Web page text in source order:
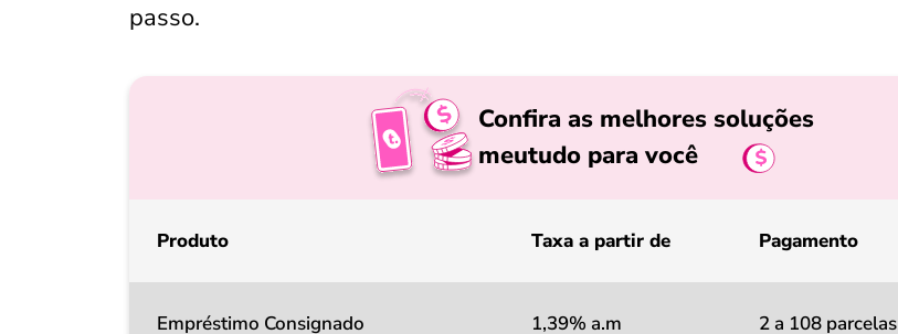
passo.
Confira as melhores soluções
meutudo para você
Produto Taxa a partir de Pagamento
Empréstimo Consignado 1,39% a.m 2 a 108 parcelas